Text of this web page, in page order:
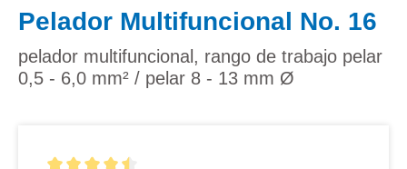
Pelador Multifuncional No. 16
pelador multifuncional, rango de trabajo pelar
0,5 - 6,0 mm² / pelar 8 - 13 mm Ø